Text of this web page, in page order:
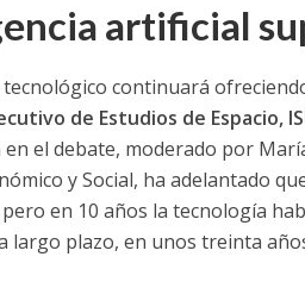
artificial
continuará
de Estudios de Espacio,
el debate, moderado por
y Social, ha adelantado
en 10 años la tecnología
largo plazo, en unos treinta